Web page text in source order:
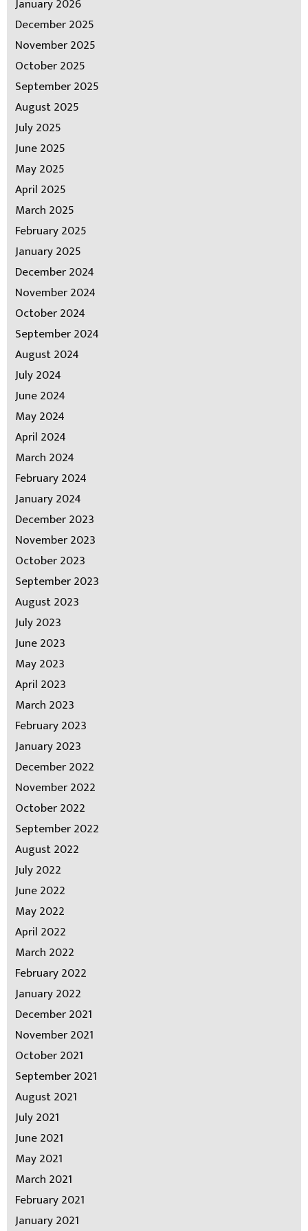
January 2026
December 2025
November 2025
October 2025
September 2025
August 2025
July 2025
June 2025
May 2025
April 2025
March 2025
February 2025
January 2025
December 2024
November 2024
October 2024
September 2024
August 2024
July 2024
June 2024
May 2024
April 2024
March 2024
February 2024
January 2024
December 2023
November 2023
October 2023
September 2023
August 2023
July 2023
June 2023
May 2023
April 2023
March 2023
February 2023
January 2023
December 2022
November 2022
October 2022
September 2022
August 2022
July 2022
June 2022
May 2022
April 2022
March 2022
February 2022
January 2022
December 2021
November 2021
October 2021
September 2021
August 2021
July 2021
June 2021
May 2021
March 2021
February 2021
January 2021